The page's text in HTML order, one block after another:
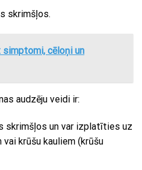
skrimšļos.
simptomi, cēloņi un
audzēju veidi ir:
skrimšļos un var izplatīties uz
krūšu kauliem (krūšu